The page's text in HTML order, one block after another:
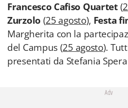
Francesco Cafiso Quartet(
Zurzolo (25 agosto), Festa
Margherita con la
del Campus (25 agosto).
presentati da Stefania
Adv